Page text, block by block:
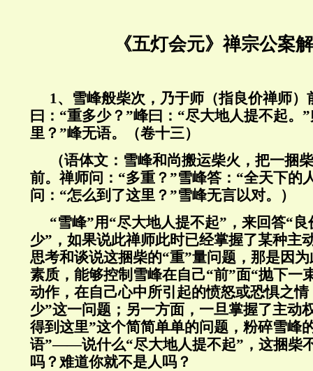
《五灯会元》禅宗公案
1、雪峰般柴次，乃于师（指良价禅师）
曰：“重多少？”峰曰：“尽大地人提不起。
里？”峰无语。（卷十三）
（语体文：雪峰和尚搬运柴火，把一捆
前。禅师问：“多重？”雪峰答：“全天下的
问：“怎么到了这里？”雪峰无言以对。）
“雪峰”用“尽大地人提不起”，来回答“
少”，如果说此禅师此时已经掌握了某种
思考和谈说这捆柴的“重”量问题，那是因
素质，能够控制雪峰在自己“前”面“抛下一
动作，在自己心中所引起的愤怒或恐惧之
少”这一问题；另一方面，一旦掌握了主动
得到这里”这个简简单单的问题，粉碎雪峰
语”——说什么“尽大地人提不起”，这捆柴
吗？难道你就不是人吗？